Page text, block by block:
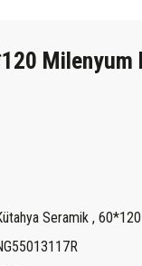
Milenyum
Seramik , 60*120